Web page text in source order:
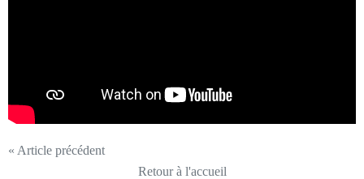
« Article précédent
Retour à l'accueil